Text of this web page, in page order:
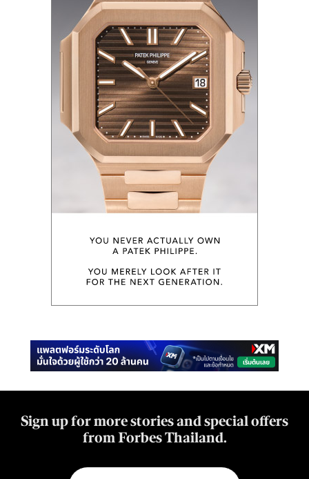
Sign up for more stories and special offers
from Forbes Thailand.